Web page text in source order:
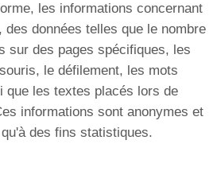
les informations concernant
des données telles que le nombre
sur des pages spécifiques, les
le défilement, les mots
que les textes placés lors de
informations sont anonymes et
des fins statistiques.